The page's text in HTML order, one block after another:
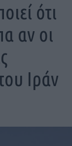
ότι
αν οι
Ιράν